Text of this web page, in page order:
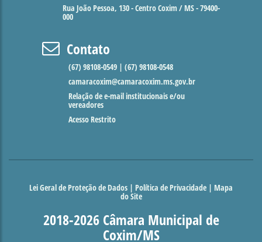
Rua João Pessoa, 130 - Centro Coxim / MS - 79400-
000
Contato
(67) 98108-0549 | (67) 98108-0548
camaracoxim@camaracoxim.ms.gov.br
Relação de e-mail institucionais e/ou
vereadores
Acesso Restrito
Lei Geral de Proteção de Dados Política de Privacidade
Mapa
do Site
2018-2026 Câmara Municipal de
Coxim/MS